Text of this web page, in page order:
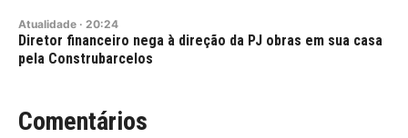
Atualidade · 20:24
Diretor financeiro nega à direção da PJ obras em sua casa
pela Construbarcelos
Comentários